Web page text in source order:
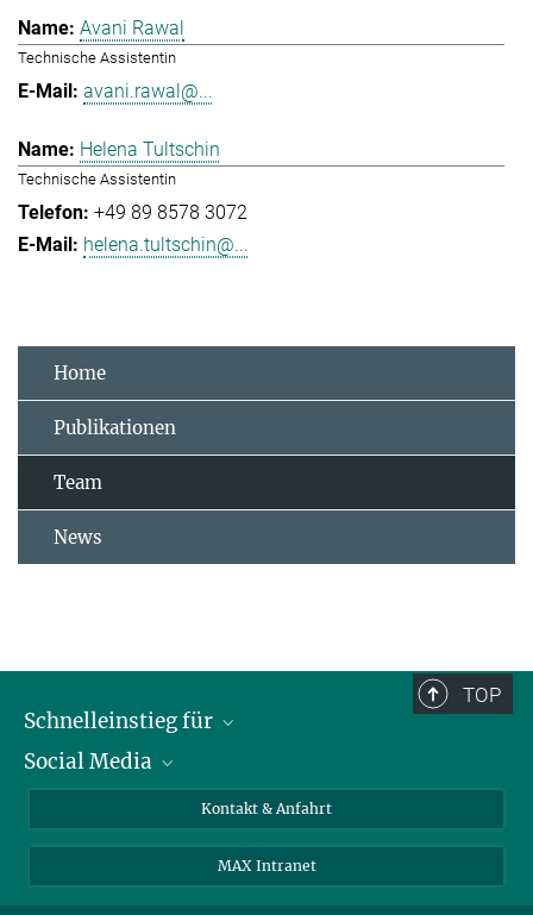
Avani Rawal
Technische Assistentin
avani.rawal@...
Helena Tultschin
Technische Assistentin
+49 89 8578 3072
helena.tultschin@...
Home
Publikationen
Team
News
TOP
Schnelleinstieg für
Journalist*innen
Bewerbende
Social Media
Instagram
LinkedIn
Kontakt & Anfahrt
MAX Intranet